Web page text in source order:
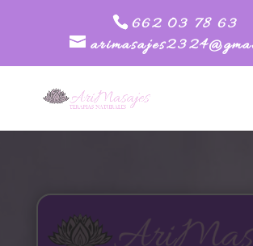
662 03 78 63